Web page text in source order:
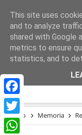
Facebook
Twitter
MEMORIA
Inicio Memoria
This site uses
and to analyze
shared with Google
metrics to ensure
statistics, and to